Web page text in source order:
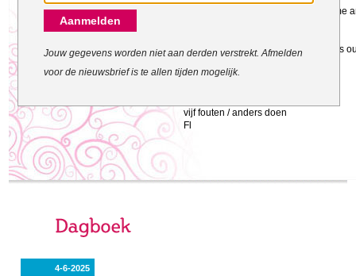
Life is 10 percent what happens to me
Compassion reduces our fear, boosts
vijf fouten / anders doen
Fl
4-6-2025
Contact- en adresgegevens
Levertijd, retourneren, ruilen
Algemene voorwaarden
Aanmelden
Jouw gegevens worden niet aan derden verstrekt. Afmelden
voor de nieuwsbrief is te allen tijden mogelijk.